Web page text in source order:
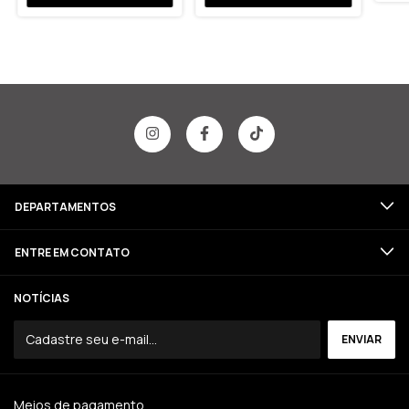
DEPARTAMENTOS
ENTRE EM CONTATO
NOTÍCIAS
Meios de pagamento